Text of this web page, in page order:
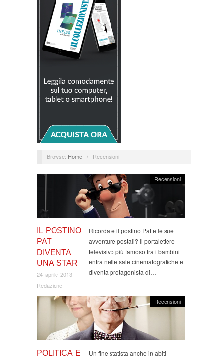
Browse: Home / Recensioni
IL POSTINO
PAT
DIVENTA
UNA STAR
24 aprile 2013
Redazione
Recensioni
Ricordate il postino Pat e le sue
avventure postali? Il portalettere
televisivo più famoso fra i bambini
entra nelle sale cinematografiche e
diventa protagonista di…
POLITICA E
Recensioni
Un fine statista anche in abiti